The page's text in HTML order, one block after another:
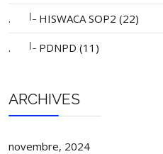
. |_ HISWACA SOP2 (22)
. |_ PDNPD (11)
ARCHIVES
novembre, 2024